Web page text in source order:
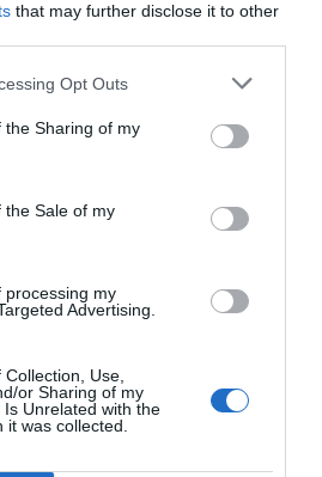
that may further disclose it to other
Opt Outs
the Sharing of my
the Sale of my
processing my
Advertising.
Use,
or Sharing of my
Unrelated with the
was collected.